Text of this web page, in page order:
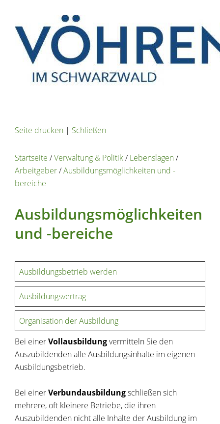
Seite drucken | Schließen
Startseite /Verwaltung & Politik/Lebenslagen/
Arbeitgeber/Ausbildungsmöglichkeiten und -
bereiche
Ausbildungsmöglichkeiten
und -bereiche
Ausbildungsbetrieb werden
Ausbildungsvertrag
Organisation der Ausbildung
Bei einerVollausbildungvermitteln Sie den
Auszubildenden alle Ausbildungsinhalte im eigenen
Ausbildungsbetrieb.
Bei einerVerbundausbildungschließen sich
mehrere, oft kleinere Betriebe, die ihren
Auszubildenden nicht alle Inhalte der Ausbildung im